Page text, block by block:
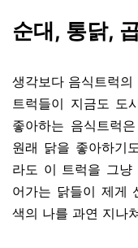
순대, 통닭,
생각보다 음식트럭
트럭들이 지금도 도
좋아하는 음식트럭
원래 닭을 좋아하기
라도 이 트럭을 그냥
어가는 닭들이 제게
색의 나를 과연 지나